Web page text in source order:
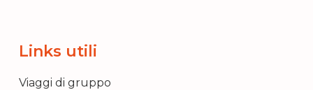
Links utili
Viaggi di gruppo